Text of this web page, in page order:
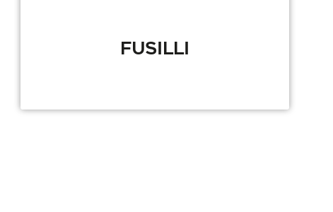
FUSILLI